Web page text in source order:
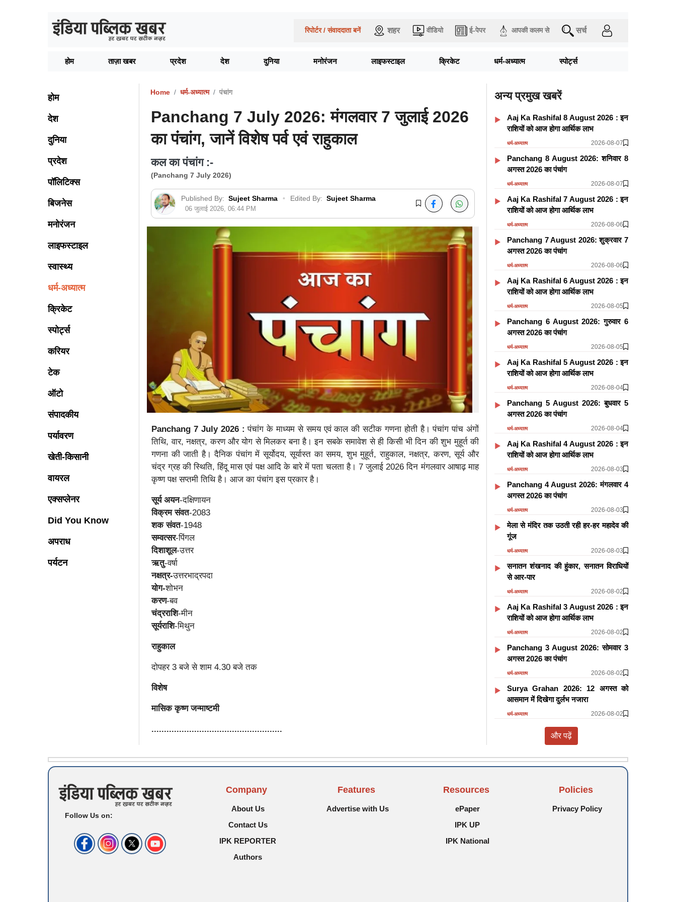
रिपोर्टर / संवाददाता बनें शहर वीडियो ई-पेपर आपकी कलम से सर्च
होम ताज़ा खबर प्रदेश देश दुनिया मनोरंजन लाइफस्टाइल क्रिकेट धर्म-अध्यात्म स्पोर्ट्स
होम
देश
दुनिया
प्रदेश
पॉलिटिक्स
बिजनेस
मनोरंजन
लाइफस्टाइल
स्वास्थ्य
धर्म-अध्यात्म
क्रिकेट
स्पोर्ट्स
करियर
टेक
ऑटो
संपादकीय
पर्यावरण
खेती-किसानी
वायरल
एक्सप्लेनर
Did You Know
अपराध
पर्यटन
Home धर्म-अध्यात्म पंचांग
Panchang 7 July 2026: मंगलवार 7 जुलाई 2026
का पंचांग, जानें विशेष पर्व एवं राहुकाल
कल का पंचांग :-
(Panchang 7 July 2026)
Published By: Sujeet Sharma • Edited By: Sujeet Sharma
06 जुलाई 2026, 06:44 PM
Panchang 7 July 2026 : पंचांग के माध्यम से समय एवं काल की सटीक गणना होती है। पंचांग पांच अंगों
तिथि, वार, नक्षत्र, करण और योग से मिलकर बना है। इन सबके समावेश से ही किसी भी दिन की शुभ मुहूर्त की
गणना की जाती है। दैनिक पंचांग में सूर्योदय, सूर्यास्त का समय, शुभ मुहूर्त, राहुकाल, नक्षत्र, करण, सूर्य और
चंद्र ग्रह की स्थिति, हिंदू मास एवं पक्ष आदि के बारे में पता चलता है। 7 जुलाई 2026 दिन मंगलवार आषाढ़ माह
कृष्ण पक्ष सप्तमी तिथि है। आज का पंचांग इस प्रकार है।
सूर्य अयन-दक्षिणायन
विक्रम संवत-2083
शक संवत-1948
सम्वत्सर-पिंगल
दिशाशूल-उत्तर
ऋतु-वर्षा
नक्षत्र-उत्तरभाद्रपदा
योग-शोभन
करण-बव​​​​​​​
चंद्रराशि-मीन
सूर्यराशि-मिथुन
राहुकाल
दोपहर 3 बजे से शाम 4.30 बजे तक
विशेष
मासिक कृष्ण जन्माष्टमी
....................................................
अन्य प्रमुख खबरें
Aaj Ka Rashifal 8 August 2026 : इन
राशियों को आज होगा आर्थिक लाभ
धर्म-अध्यात्म 2026-08-07
Panchang 8 August 2026: शनिवार 8
अगस्त 2026 का पंचांग
धर्म-अध्यात्म 2026-08-07
Aaj Ka Rashifal 7 August 2026 : इन
राशियों को आज होगा आर्थिक लाभ
धर्म-अध्यात्म 2026-08-06
Panchang 7 August 2026: शुक्रवार 7
अगस्त 2026 का पंचांग
धर्म-अध्यात्म 2026-08-06
Aaj Ka Rashifal 6 August 2026 : इन
राशियों को आज होगा आर्थिक लाभ
धर्म-अध्यात्म 2026-08-05
Panchang 6 August 2026: गुरुवार 6
अगस्त 2026 का पंचांग
धर्म-अध्यात्म 2026-08-05
Aaj Ka Rashifal 5 August 2026 : इन
राशियों को आज होगा आर्थिक लाभ
धर्म-अध्यात्म 2026-08-04
Panchang 5 August 2026: बुधवार 5
अगस्त 2026 का पंचांग
धर्म-अध्यात्म 2026-08-04
Aaj Ka Rashifal 4 August 2026 : इन
राशियों को आज होगा आर्थिक लाभ
धर्म-अध्यात्म 2026-08-03
Panchang 4 August 2026: मंगलवार 4
अगस्त 2026 का पंचांग
धर्म-अध्यात्म 2026-08-03
मेला से मंदिर तक उठती रही हर-हर महादेव की
गूंज
धर्म-अध्यात्म 2026-08-03
सनातन शंखनाद की हुंकार, सनातन विराधियों
से आर-पार
धर्म-अध्यात्म 2026-08-02
Aaj Ka Rashifal 3 August 2026 : इन
राशियों को आज होगा आर्थिक लाभ
धर्म-अध्यात्म 2026-08-02
Panchang 3 August 2026: सोमवार 3
अगस्त 2026 का पंचांग
धर्म-अध्यात्म 2026-08-02
Surya Grahan 2026: 12 अगस्त को
आसमान में दिखेगा दुर्लभ नजारा
धर्म-अध्यात्म 2026-08-02
और पढ़ें
Follow Us on:
Company
About Us
Contact Us
IPK REPORTER
Authors
Features
Advertise with Us
Resources
ePaper
IPK UP
IPK National
Policies
Privacy Policy